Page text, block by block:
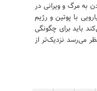
به مرگ و ویرانی در
با پوتین و رژیم
باید برای چگونگی
می‌رسد نزدیک‌تر از